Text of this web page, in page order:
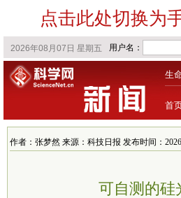
点击此处切换为
生
首
作者：张梦然 来源：科技日报 发布时间：
可自测的硅